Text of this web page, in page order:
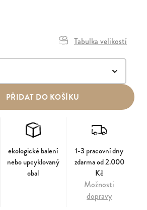
Tabulka velikostí
PŘIDAT DO KOŠÍKU
ekologické balení
nebo upcyklovaný
obal
1-3 pracovní dny
zdarma od 2.000
Kč
Možnosti
dopravy